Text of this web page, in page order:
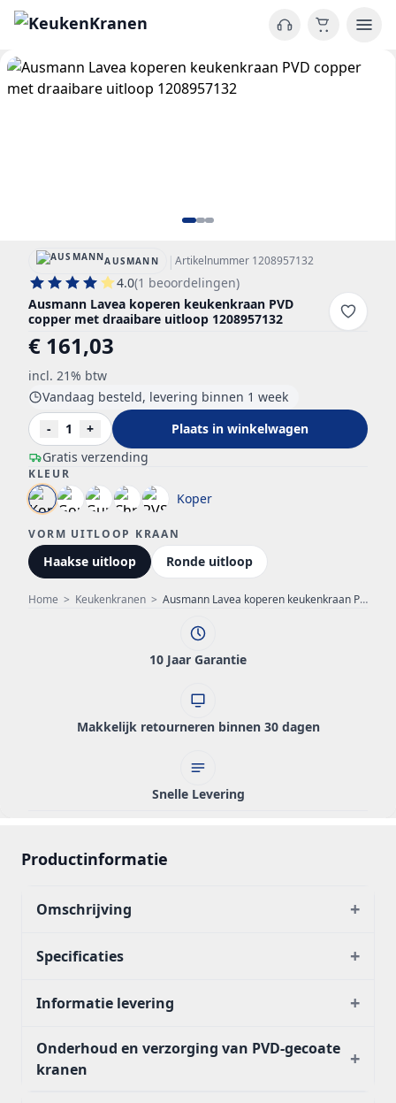
Home > Keukenkranen > Ausmann Lavea koperen keukenkraan PVD copper met draaibare uitloop 1208957132
AUSMANN | Artikelnummer 1208957132
4.0(1 beoordelingen)
Ausmann Lavea koperen keukenkraan PVD
copper met draaibare uitloop 1208957132
€ 161,03
incl. 21% btw
Gratis verzending
Vandaag besteld, levering binnen 1 week
-
1 + Plaats in winkelwagen
KLEUR
Koper
VORM UITLOOP KRAAN
Haakse uitloop Ronde uitloop
10 Jaar Garantie
Makkelijk retourneren binnen 30 dagen
Snelle Levering
Productinformatie
Omschrijving +
Specificaties +
Informatie levering +
Onderhoud en verzorging van PVD-gecoate
kranen
+